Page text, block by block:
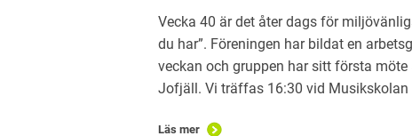
Vecka 40 är det åter dags för
du har”. Föreningen har bildat en
veckan och gruppen har sitt första
Jofjäll. Vi träffas 16:30 vid
Läs mer